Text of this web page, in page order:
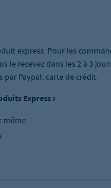
express. Pour les
le recevez dans les 2 à 3
par Paypal, carte de crédit.
Express :
même